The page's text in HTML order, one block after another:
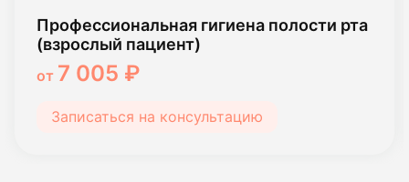
Профессиональная гигиена полости рта
(взрослый пациент)
от 7 005 ₽
Записаться на консультацию